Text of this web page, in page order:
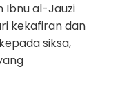
Ibnu al-Jauzi
kekafiran dan
siksa,